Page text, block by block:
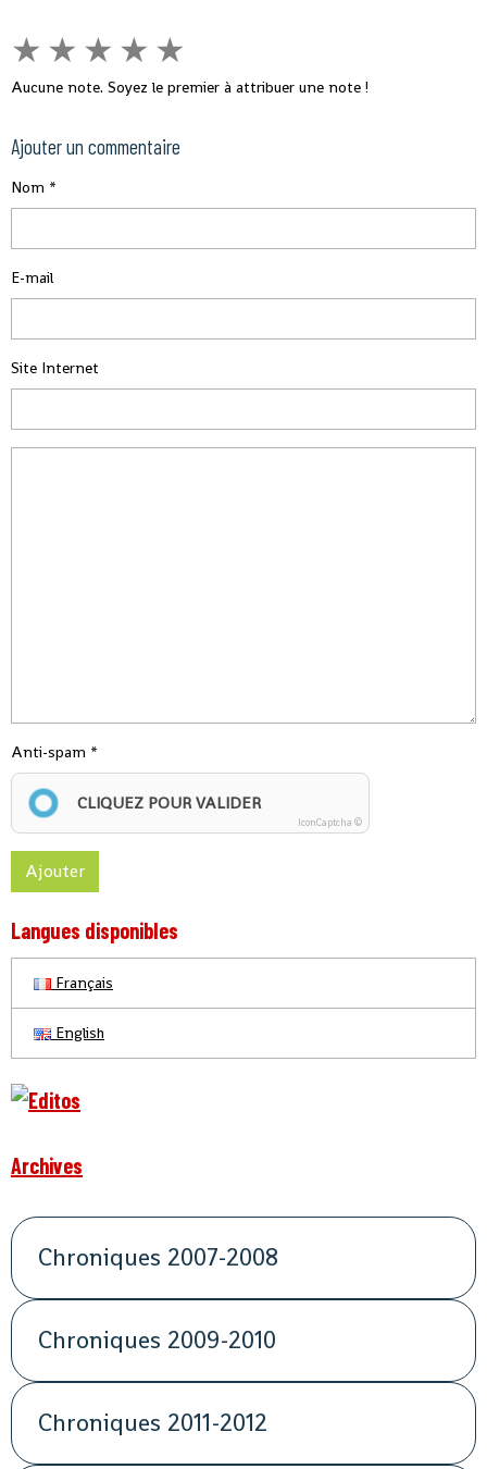
★ ★ ★ ★ ★
Aucune note. Soyez le premier à attribuer une note !
Ajouter un commentaire
Nom
E-mail
Site Internet
Anti-spam
CLIQUEZ POUR VALIDER
IconCaptcha ©
Ajouter
Langues disponibles
Français
English
Archives
Chroniques 2007-2008
Chroniques 2009-2010
Chroniques 2011-2012